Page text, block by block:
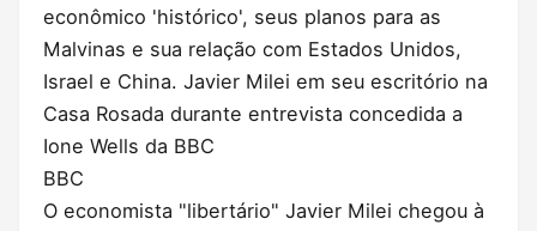
econômico 'histórico', seus planos para as
Malvinas e sua relação com Estados Unidos,
Israel e China. Javier Milei em seu escritório na
Casa Rosada durante entrevista concedida a
Ione Wells da BBC
BBC
O economista "libertário" Javier Milei chegou à